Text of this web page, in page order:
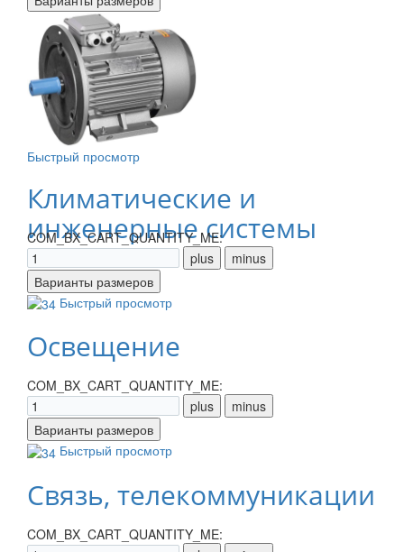
Быстрый просмотр
Климатические и
инженерные системы
COM_BX_CART_QUANTITY_ME:
Быстрый просмотр
Освещение
COM_BX_CART_QUANTITY_ME:
Быстрый просмотр
Связь, телекоммуникации
COM_BX_CART_QUANTITY_ME: